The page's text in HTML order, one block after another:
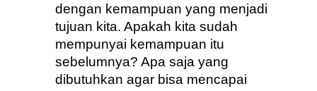
dengan kemampuan yang menjadi
tujuan kita. Apakah kita sudah
mempunyai kemampuan itu
sebelumnya? Apa saja yang
dibutuhkan agar bisa mencapai